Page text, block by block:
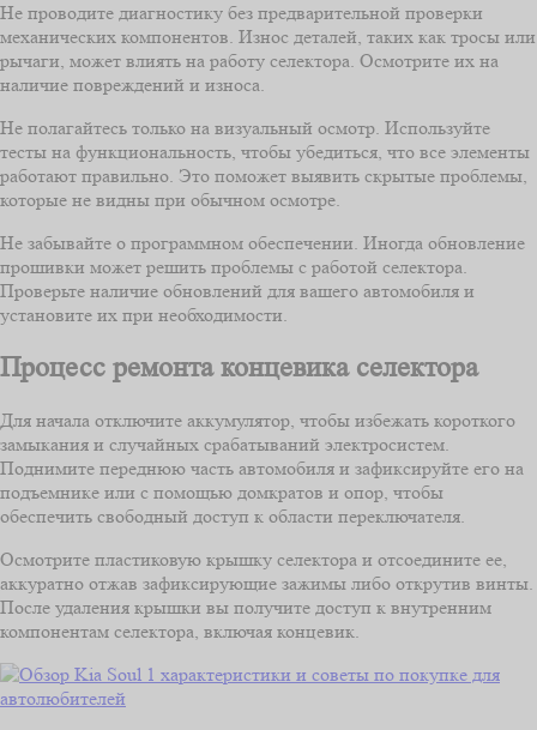
Не проводите диагностику без предварительной проверки
механических компонентов. Износ деталей, таких как тросы или
рычаги, может влиять на работу селектора. Осмотрите их на
наличие повреждений и износа.
Не полагайтесь только на визуальный осмотр. Используйте
тесты на функциональность, чтобы убедиться, что все элементы
работают правильно. Это поможет выявить скрытые проблемы,
которые не видны при обычном осмотре.
Не забывайте о программном обеспечении. Иногда обновление
прошивки может решить проблемы с работой селектора.
Проверьте наличие обновлений для вашего автомобиля и
установите их при необходимости.
Процесс ремонта концевика селектора
Для начала отключите аккумулятор, чтобы избежать короткого
замыкания и случайных срабатываний электросистем.
Поднимите переднюю часть автомобиля и зафиксируйте его на
подъемнике или с помощью домкратов и опор, чтобы
обеспечить свободный доступ к области переключателя.
Осмотрите пластиковую крышку селектора и отсоедините ее,
аккуратно отжав зафиксирующие зажимы либо открутив винты.
После удаления крышки вы получите доступ к внутренним
компонентам селектора, включая концевик.